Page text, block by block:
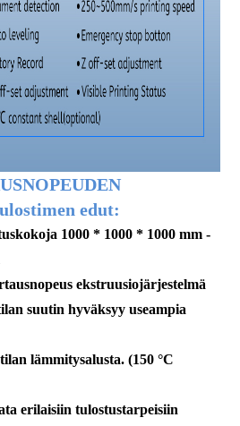
edut:
1000 * 1000 * 1000 mm -
ekstruusiojärjestelmä
suutin hyväksyy useampia
lämmitysalusta. (150 °C
erilaisiin tulostustarpeisiin